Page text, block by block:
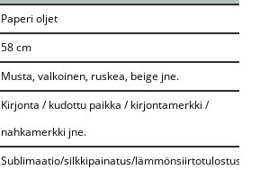
Paperi oljet
58 cm
Musta, valkoinen, ruskea, beige jne.
Kirjonta / kudottu paikka / kirjontamerkki /
nahkamerkki jne.
Sublimaatio/silkkipainatus/lämmönsiirtotulostus